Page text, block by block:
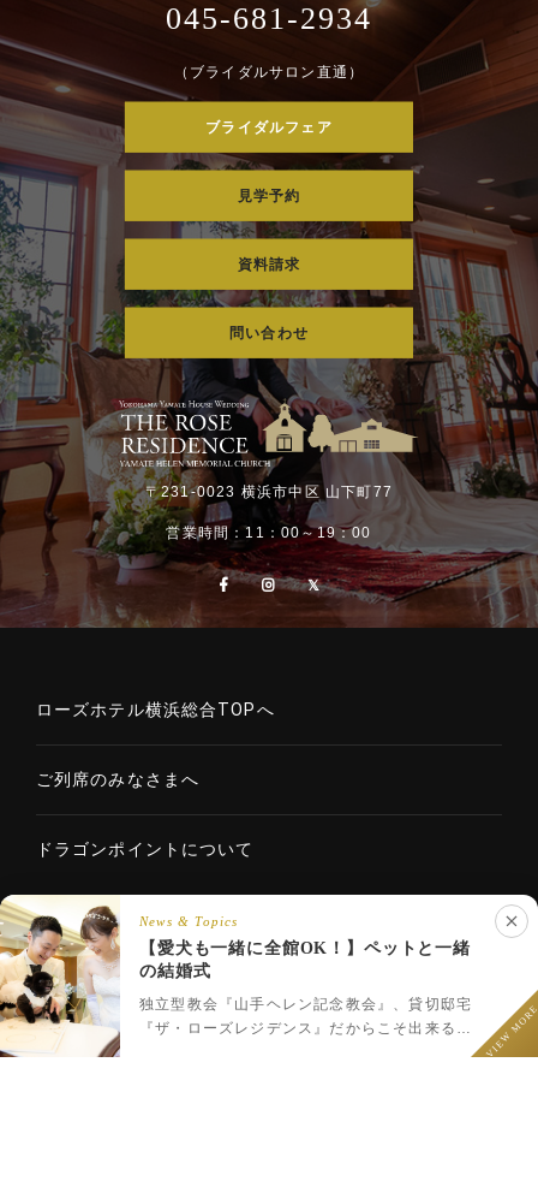
045-681-2934
（ブライダルサロン直通）
ブライダルフェア
見学予約
資料請求
問い合わせ
〒231-0023 横浜市中区 山下町77
営業時間：11：00～19：00
ローズホテル横浜総合TOPへ
ご列席のみなさまへ
ドラゴンポイントについて
Copyright © 2020 ROSE HOTELS INTERNATIONAL Co., Ltd. All
フェア予約 プラン一覧 LINEで相談
News & Topics
【愛犬も一緒に全館OK！】ペットと一緒
の結婚式
独立型教会『山手ヘレン記念教会』、貸切邸宅
『ザ・ローズレジデンス』だからこそ出来るペ
VIEW